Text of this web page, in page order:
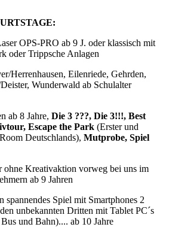
OPS-PRO ab 9 J. oder klassisch mit
oder Trippsche Anlagen
Herrenhausen, Eilenriede, Gehrden,
Wunderwald ab Schulalter
ab 8 Jahre, Die 3 ???, Die 3!!!, Best
Escape the Park (Erster und
Deutschlands), Mutprobe, Spiel
ohne Kreativaktion vorweg bei uns im
ab 9 Jahren
spannendes Spiel mit Smartphones 2
unbekannten Dritten mit Tablet PC´s
und Bahn).... ab 10 Jahre